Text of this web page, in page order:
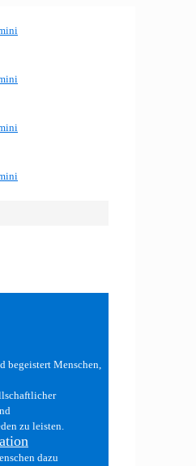
begeistert Menschen,
zu leisten.
dazu